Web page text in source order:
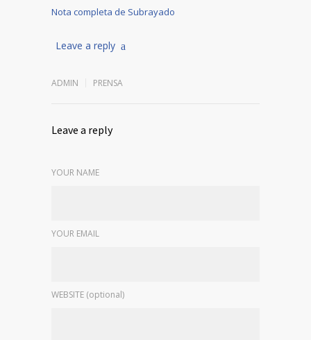
Nota completa de Subrayado
Leave a reply
ADMIN PRENSA
Leave a reply
YOUR NAME
YOUR EMAIL
WEBSITE (optional)